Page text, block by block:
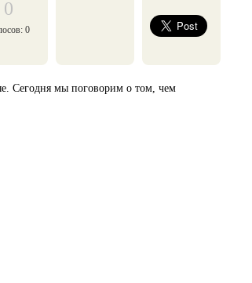
0
0
Сегодня мы поговорим о том, чем